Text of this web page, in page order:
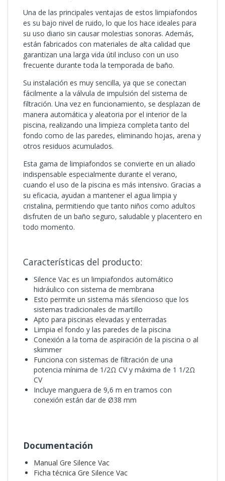
Una de las principales ventajas de estos limpiafondos
es su bajo nivel de ruido, lo que los hace ideales para
su uso diario sin causar molestias sonoras. Además,
están fabricados con materiales de alta calidad que
garantizan una larga vida útil incluso con un uso
frecuente durante toda la temporada de baño.
Su instalación es muy sencilla, ya que se conectan
fácilmente a la válvula de impulsión del sistema de
filtración. Una vez en funcionamiento, se desplazan de
manera automática y aleatoria por el interior de la
piscina, realizando una limpieza completa tanto del
fondo como de las paredes, eliminando hojas, arena y
otros residuos acumulados.
Esta gama de limpiafondos se convierte en un aliado
indispensable especialmente durante el verano,
cuando el uso de la piscina es más intensivo. Gracias a
su eficacia, ayudan a mantener el agua limpia y
cristalina, permitiendo que tanto niños como adultos
disfruten de un baño seguro, saludable y placentero en
todo momento.
Características del producto:
Silence Vac es un limpiafondos automático
hidráulico con sistema de membrana
Esto permite un sistema más silencioso que los
sistemas tradicionales de martillo
Apto para piscinas elevadas y enterradas
Limpia el fondo y las paredes de la piscina
Conexión a la toma de aspiración de la piscina o al
skimmer
Funciona con sistemas de filtración de una
potencia mínima de 1/2Ω CV y máxima de 1 1/2Ω
CV
Incluye manguera de 9,6 m en tramos con
conexión están dar de Ø38 mm
Documentación
Manual Gre Silence Vac
Ficha técnica Gre Silence Vac